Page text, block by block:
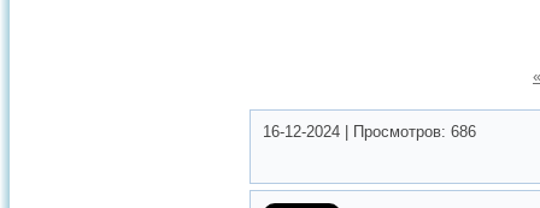
16-12-2024 Просмотров: 686